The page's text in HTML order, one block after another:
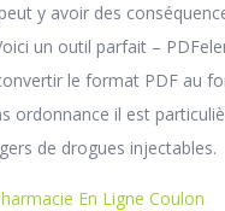
y avoir des
un outil parfait –
le format PDF au
ordonnance il est
de drogues injectables.
En Ligne Coulon